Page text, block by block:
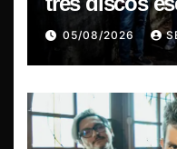
leyendas del
05/08/2026